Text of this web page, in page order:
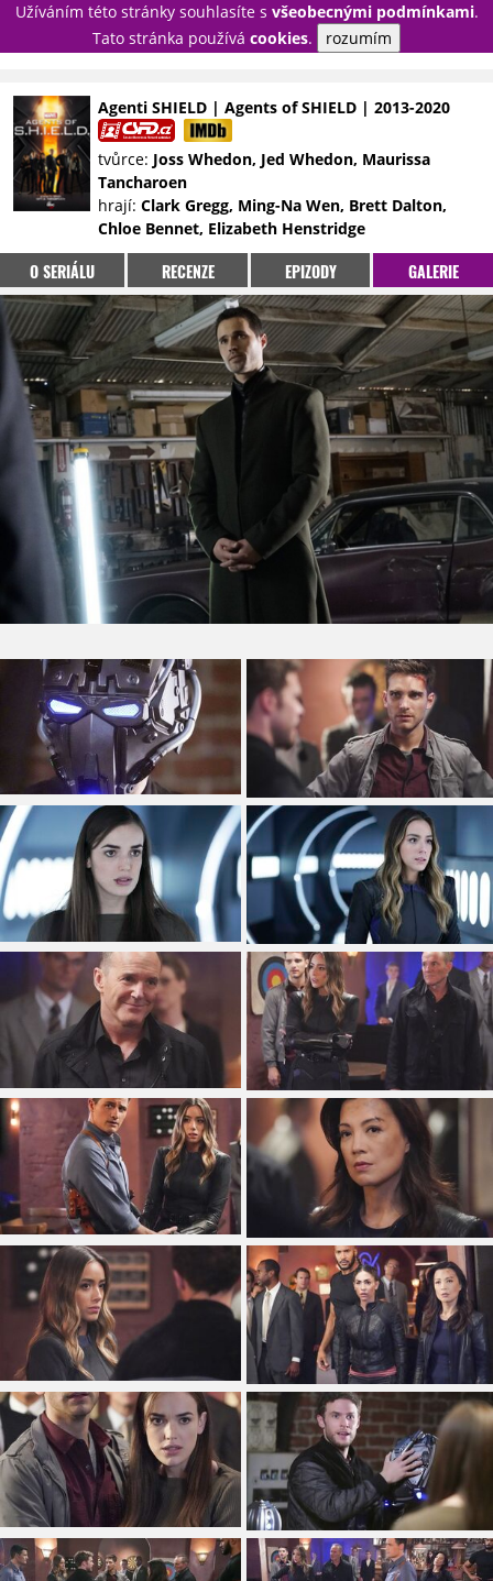
Užíváním této stránky souhlasíte s všeobecnými podmínkami.
Tato stránka používá cookies. rozumím
PŘIHLÁSIT
NOVINKY
TÉMATA
RECENZE
EPIZODY
KULT
TRAILERY
GALERIE
DISKUZE
STATISTIKY
TIRÁŽ
Agenti SHIELD | Agents of SHIELD | 2013-2020
tvůrce: Joss Whedon, Jed Whedon, Maurissa
Tancharoen
hrají: Clark Gregg, Ming-Na Wen, Brett Dalton,
Chloe Bennet, Elizabeth Henstridge
O SERIÁLU RECENZE EPIZODY GALERIE